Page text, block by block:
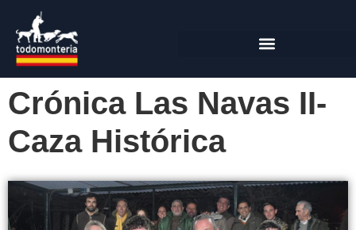
Crónica Las Navas II-
Caza Histórica